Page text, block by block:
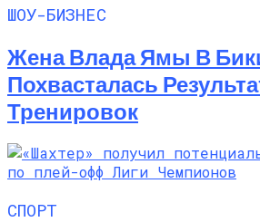
ШОУ-БИЗНЕС
Жена Влада Ямы В
Похвасталась
Тренировок
СПОРТ